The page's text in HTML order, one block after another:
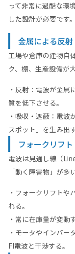
って非常に過酷な環
した設計が必要です。
金属による反
工場や倉庫の建物自
ク、棚、生産設備が
・反射：電波が金属
質を低下させる。
・吸収・遮蔽：電波
スポット」を生み出す
フォークリフ
電波は見通し線（
「動く障害物」が多
・フォークリフトや
れる。
・常に在庫量が変動
・モータやインバー
FI電波と干渉する。